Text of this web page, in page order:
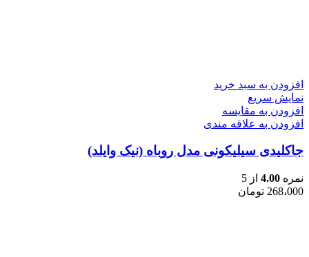
افزودن به سبد خرید
نمایش سریع
افزودن به مقایسه
افزودن به علاقه مندی
جاکلیدی سیلیکونی مدل روباه (نیک وایلد)
نمره 4.00 از 5
268،000 تومان